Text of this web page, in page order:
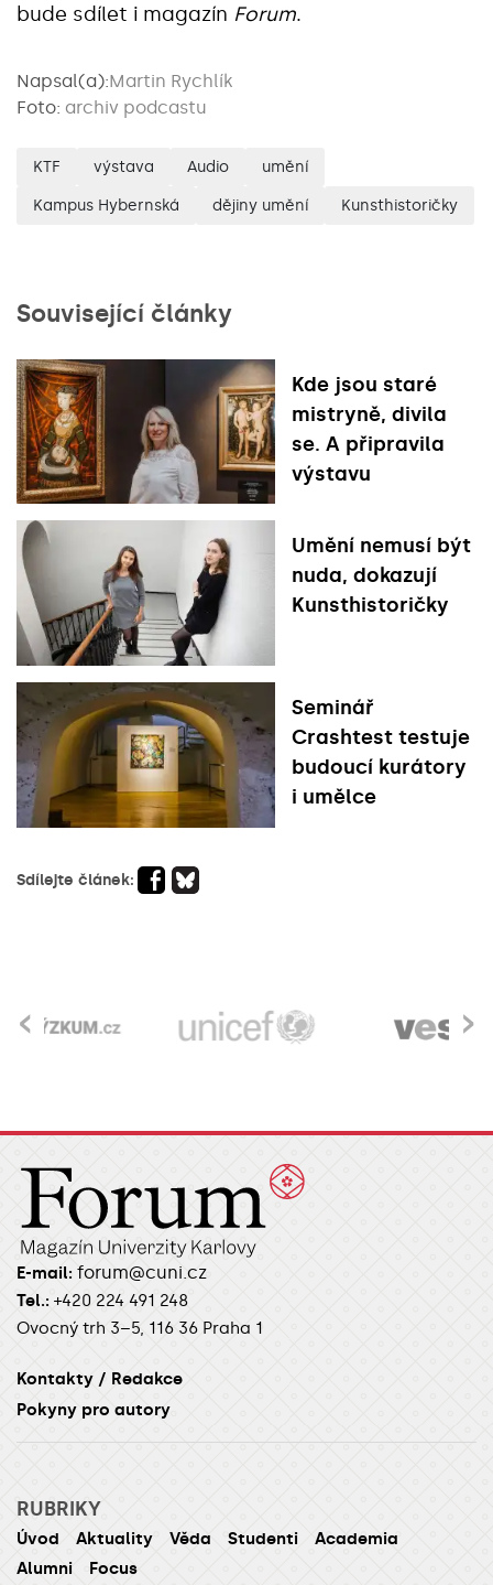
bude sdílet i magazín Forum.
Napsal(a):Martin Rychlík
Foto: archiv podcastu
KTF výstava Audio umění
Kampus Hybernská dějiny umění Kunsthistoričky
Související články
Kde jsou staré
mistryně, divila
se. A připravila
výstavu
Umění nemusí být
nuda, dokazují
Kunsthistoričky
Seminář
Crashtest testuje
budoucí kurátory
i umělce
Sdílejte článek:
›
‹
E-mail: forum@cuni.cz
Tel.: +420 224 491 248
Ovocný trh 3–5, 116 36 Praha 1
Kontakty / Redakce
Pokyny pro autory
RUBRIKY
Úvod Aktuality Věda Studenti
Academia
Alumni
Focus